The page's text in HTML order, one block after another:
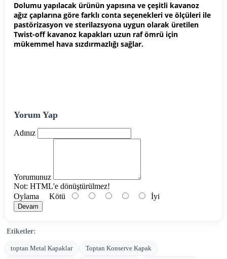
Dolumu yapılacak ürünün yapısına ve çeşitli kavanoz
ağız çaplarına göre farklı conta seçenekleri ve ölçüleri ile
pastörizasyon ve sterilazsyona uygun olarak üretilen
Twist-off kavanoz kapakları uzun raf ömrü için
mükemmel hava sızdırmazlığı sağlar.
Yorum Yap
Adınız
Yorumunuz
Not: HTML'e dönüştürülmez!
Oylama Kötü İyi
Devam
Etiketler:
toptan Metal Kapaklar
Toptan Konserve Kapak